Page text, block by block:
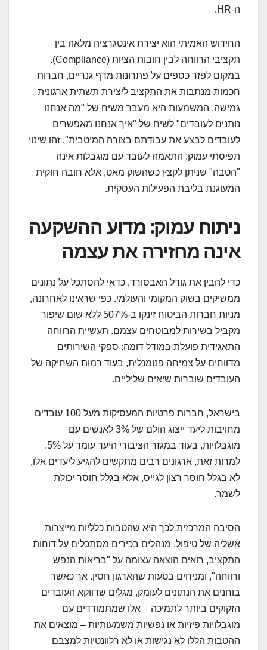
ה-HR.
החידוש האמיתי הוא יצירת אינטגרציה מלאה בין
תקציבי הרווחה לבין חובות הציות (Compliance).
במקום לפזר כספים על פתרונות מדף גנריים, חברות
חכמות מנתבות את התקציב ליצירת תשתית ארגונית
גמישה. המשמעות היא מעבר משיח של "מה אנחנו
נותנים לעובדים" לשיח של "איך אנחנו מאפשרים
לעובדים לבצע את עבודתם בצורה המיטבית". זהו שינוי
תפיסתי עמוק: התאמה לעובד עם מוגבלות אינה
"הטבה" שניתן לקצץ כשהשוק מאט, אלא חובה חוקית
המעוגנת בליבת הפעילות העסקית.
ניתוח עמוק: מדוע ההשקעה
אינה מחזירה את עצמה
כדי להבין את גודל האבסורד, כדאי להסתכל על נתונים
ממשיקים בשוק המקומי והעולמי. כפי שראינו לאחרונה,
מניות חברות הביטוח זינקו ב-507% ללא שום שיפור
מקביל בשירות למבוטחים עצמם. תעשיית הרווחה
התאגידית פועלת במודל דומה: ספקי השירותים
מדווחים על צמיחה פנומנלית, בעוד רמות השחיקה של
העובדים שוברות שיאים שליליים.
בישראל, חברות פרטיות המעסיקות מעל 100 עובדים
מחויבות ליעד ייצוג הולם של 3% לאנשים עם
מוגבלויות, בעוד במגזר הציבורי היעד עומד על 5%.
למרות זאת, ארגונים רבים מתקשים להגיע ליעדים אלו,
לא בגלל חוסר רצון לגייס, אלא בגלל חוסר יכולת
לשמר.
הסיבה המרכזית לכך היא שהטבות כלליות מייצרות
אשליה של טיפול. מנהלים בכירים מסתכלים על דוחות
התקציב, רואים הוצאה עצומה על "בריאות הנפש
ורווחה", ומניחים בטעות שהארגון חסין. אך כאשר
בוחנים את הנתונים לעומק, מגלים שדווקא העובדים
הזקוקים ביותר לתמיכה – אלו שמתמודדים עם
מוגבלויות פיזיות או נפשיות משמעותיות – מוצאים את
ההטבות הללו לא נגישות או לא רלוונטיות למצבם